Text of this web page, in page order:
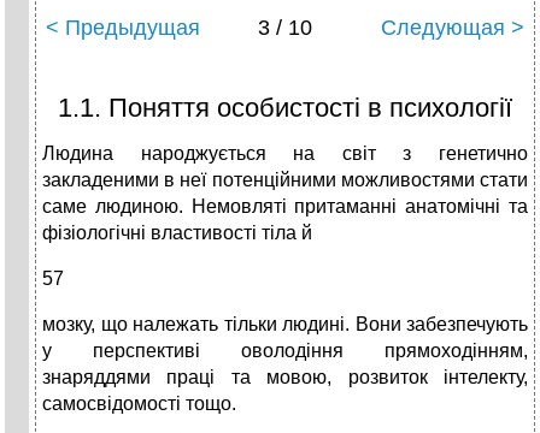
< Предыдущая 3 / 10 Следующая >
1.1. Поняття особистості в психології
Людина народжується на світ з генетично
закладеними в неї потенційними можливостями стати
саме людиною. Немовляті притаманні анатомічні та
фізіологічні властивості тіла й
57
мозку, що належать тільки людині. Вони забезпечують
у перспективі оволодіння прямоходінням,
знаряддями праці та мовою, розвиток інтелекту,
самосвідомості тощо.